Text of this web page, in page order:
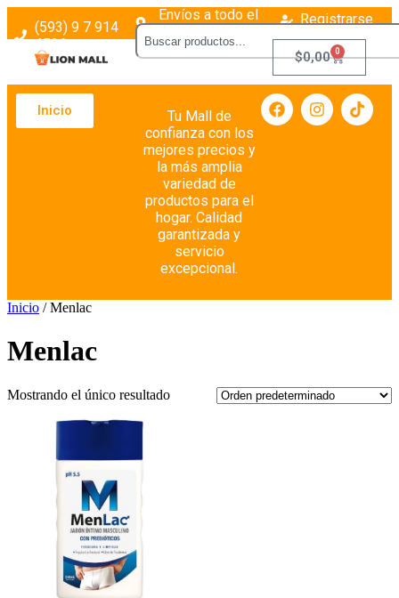
(593) 9 7 914
4526
Envíos a todo el
Registrarse
Login
$0,00 0
Inicio
Tu Mall de
confianza con los
mejores precios y
la más amplia
variedad de
productos para el
hogar. Calidad
garantizada y
servicio
excepcional.
Inicio / Menlac
Menlac
Mostrando el único resultado